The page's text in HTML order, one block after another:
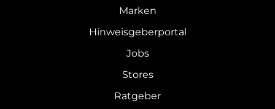
Marken
Hinweisgeberportal
Jobs
Stores
Ratgeber